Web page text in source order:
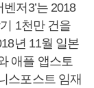
저3’는 2018
1천만 건을
년 11월 일본
애플 앱스토
스포스트 임재